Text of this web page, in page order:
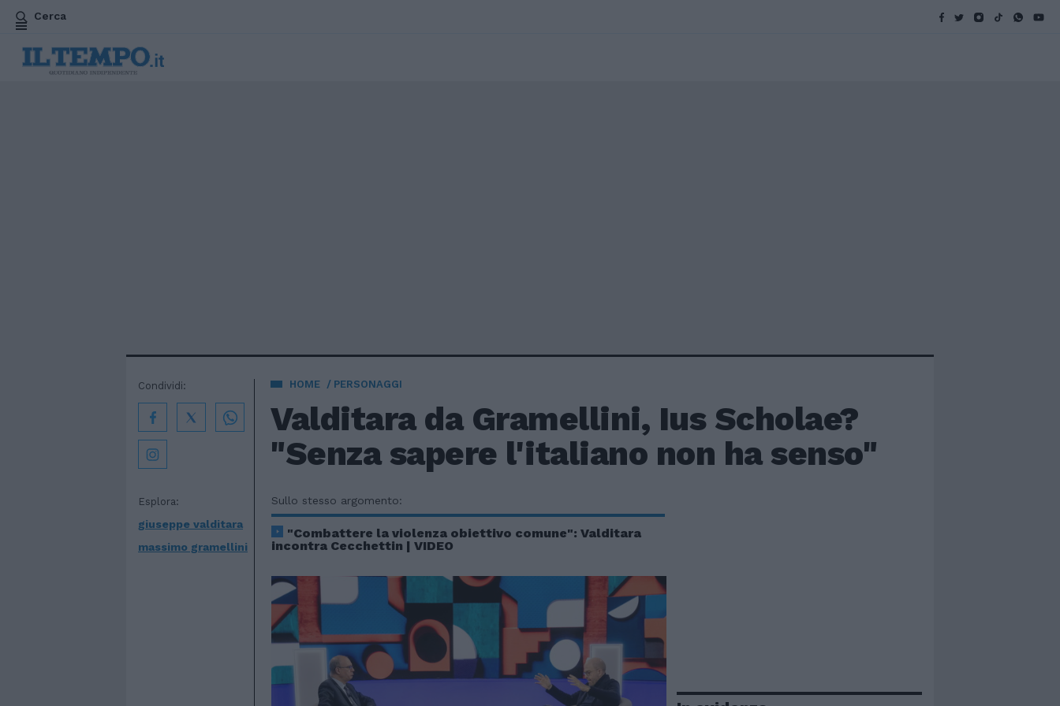
Cerca
HOME PERSONAGGI
Valditara da Gramellini, Ius Scholae?
"Senza sapere l'italiano non ha senso"
Esplora:
giuseppe valditara
massimo gramellini
Condividi:
Sullo stesso argomento:
"Combattere la violenza obiettivo comune": Valditara
incontra Cecchettin | VIDEO